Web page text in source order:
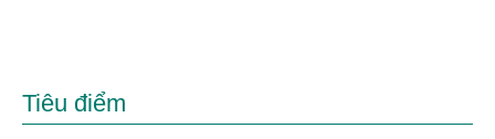
Tiêu điểm